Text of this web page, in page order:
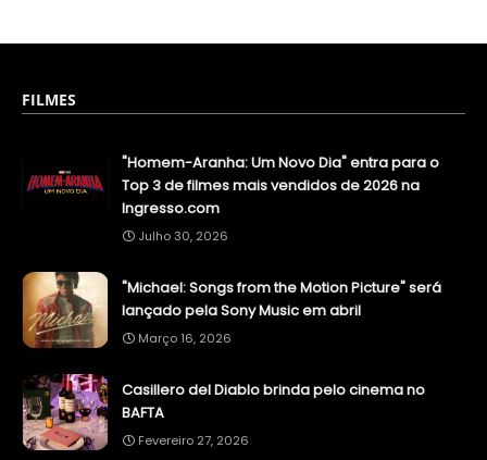
FILMES
"Homem-Aranha: Um Novo Dia" entra para o
Top 3 de filmes mais vendidos de 2026 na
Ingresso.com
Julho 30, 2026
"Michael: Songs from the Motion Picture" será
lançado pela Sony Music em abril
Março 16, 2026
Casillero del Diablo brinda pelo cinema no
BAFTA
Fevereiro 27, 2026